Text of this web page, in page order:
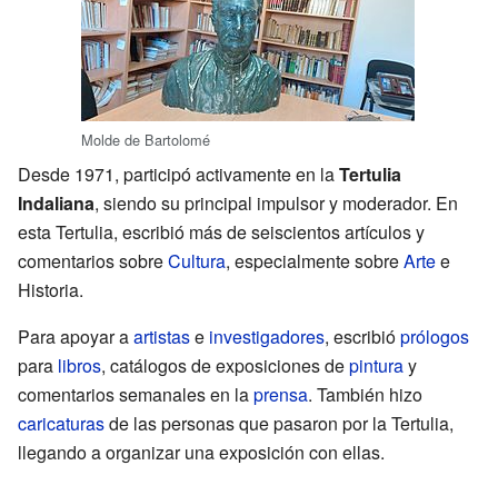
Molde de Bartolomé
Desde 1971, participó activamente en laTertulia
Indaliana, siendo su principal impulsor y moderador. En
esta Tertulia, escribió más de seiscientos artículos y
comentarios sobreCultura, especialmente sobreArtee
Historia.
Para apoyar aartistase investigadores, escribióprólogos
para libros, catálogos de exposiciones depinturay
comentarios semanales en laprensa. También hizo
caricaturasde las personas que pasaron por la Tertulia,
llegando a organizar una exposición con ellas.